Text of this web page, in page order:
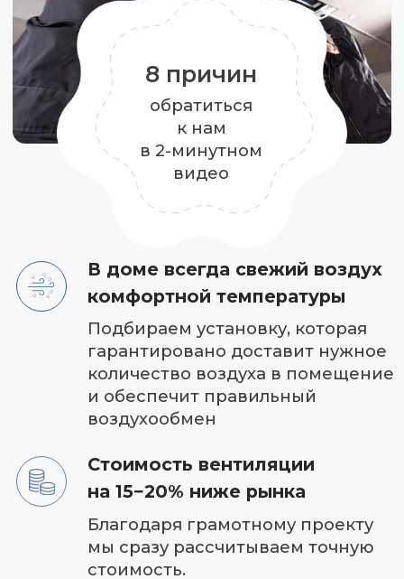
Стоимость вентиляции
на 15−20% ниже рынка
Благодаря грамотному проекту
мы сразу рассчитываем точную
стоимость.
Нам не нужно закладывать
в договор 10−20% про запас, как
это делают другие
Расчет сметы
с точностью 90% за 1 день
Если что‑то посчитали
неправильно
— платим из своего кармана
Сохраняем эстетику
дизайна интерьера
Интегрируем вентиляцию
в существующий
дизайн или согласоваваем
с вашим дизайнером,
чтобы она не портила дизайн,
В основе качественной
вентиляции проект
с опытом 10 лет
Мы учитываем все —
теплопритоки,